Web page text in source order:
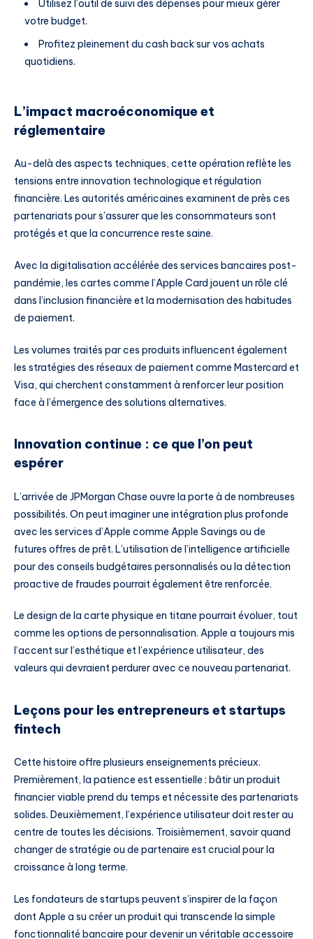
Utilisez l’outil de suivi des dépenses pour mieux gérer
votre budget.
Profitez pleinement du cash back sur vos achats
quotidiens.
L’impact macroéconomique et
réglementaire
Au-delà des aspects techniques, cette opération reflète les
tensions entre innovation technologique et régulation
financière. Les autorités américaines examinent de près ces
partenariats pour s’assurer que les consommateurs sont
protégés et que la concurrence reste saine.
Avec la digitalisation accélérée des services bancaires post-
pandémie, les cartes comme l’Apple Card jouent un rôle clé
dans l’inclusion financière et la modernisation des habitudes
de paiement.
Les volumes traités par ces produits influencent également
les stratégies des réseaux de paiement comme Mastercard et
Visa, qui cherchent constamment à renforcer leur position
face à l’émergence des solutions alternatives.
Innovation continue : ce que l’on peut
espérer
L’arrivée de JPMorgan Chase ouvre la porte à de nombreuses
possibilités. On peut imaginer une intégration plus profonde
avec les services d’Apple comme Apple Savings ou de
futures offres de prêt. L’utilisation de l’intelligence artificielle
pour des conseils budgétaires personnalisés ou la détection
proactive de fraudes pourrait également être renforcée.
Le design de la carte physique en titane pourrait évoluer, tout
comme les options de personnalisation. Apple a toujours mis
l’accent sur l’esthétique et l’expérience utilisateur, des
valeurs qui devraient perdurer avec ce nouveau partenariat.
Leçons pour les entrepreneurs et startups
fintech
Cette histoire offre plusieurs enseignements précieux.
Premièrement, la patience est essentielle : bâtir un produit
financier viable prend du temps et nécessite des partenariats
solides. Deuxièmement, l’expérience utilisateur doit rester au
centre de toutes les décisions. Troisièmement, savoir quand
changer de stratégie ou de partenaire est crucial pour la
croissance à long terme.
Les fondateurs de startups peuvent s’inspirer de la façon
dont Apple a su créer un produit qui transcende la simple
fonctionnalité bancaire pour devenir un véritable accessoire